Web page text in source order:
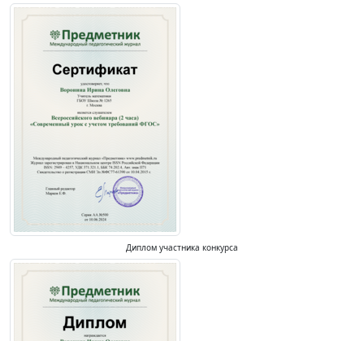
Диплом участника конкурса